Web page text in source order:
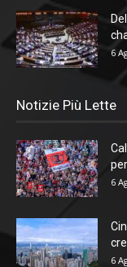
6
Notizie Più Lette
6
6